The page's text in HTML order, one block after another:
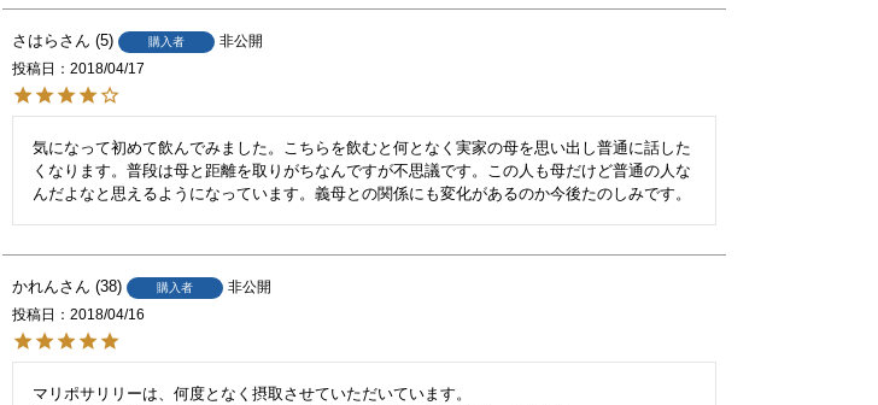
さはら 5 購入者
非公開
投稿日
2018/04/17
気になって初めて飲んでみました。こちらを飲むと何となく実家の母を思い出し普通に話した
くなります。普段は母と距離を取りがちなんですが不思議です。この人も母だけど普通の人な
んだよなと思えるようになっています。義母との関係にも変化があるのか今後たのしみです。
かれん 38 購入者
非公開
投稿日
2018/04/16
マリポサリリーは、何度となく摂取させていただいています。